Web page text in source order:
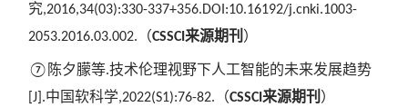
究,2016,34(03):330-337+356.DOI:10.16192/j.cnki.1003-
2053.2016.03.002.
（CSSCI来源期刊 ）
⑦ 陈夕朦等.技术伦理视野下人工智能的未来发展趋势
[J].中国软科学,2022(S1):76-82. （CSSCI来源期刊 ）